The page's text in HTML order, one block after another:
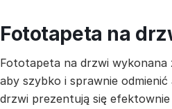
Fototapeta na
Fototapeta na drzwi wykonana
aby szybko i sprawnie
drzwi prezentują się